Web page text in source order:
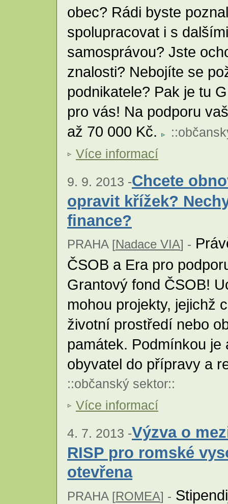
obec? Rádi byste
spolupracovat i s
samosprávou? Jste
znalosti? Nebojíte se
podnikatele? Pak je tu
pro vás! Na podporu
až 70 000 Kč.
::
Více informací
9. 9. 2013 -Chcete
opravit křížek?
finance?
PRAHA [Nadace VIA] -
ČSOB a Era pro
Grantový fond ČSOB!
mohou projekty, jejichž
životní prostředí nebo
památek. Podmínkou
obyvatel do přípravy a
::občanský sektor::
Více informací
4. 7. 2013 -Výzva o
RISP pro romské
otevřena
PRAHA [ROMEA] -